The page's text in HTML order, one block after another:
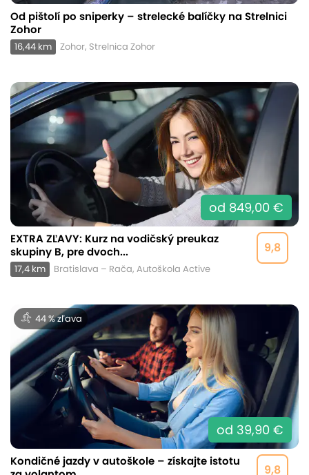
Od pištolí po sniperky – strelecké balíčky na Strelnici
Zohor
16,44 km Zohor, Strelnica Zohor
od 849,00 €
9,8
EXTRA ZĽAVY: Kurz na vodičský preukaz
skupiny B, pre dvoch...
17,4 km Bratislava – Rača, Autoškola Active
44 % zľava
od 39,90 €
9,8
Kondičné jazdy v autoškole – získajte istotu